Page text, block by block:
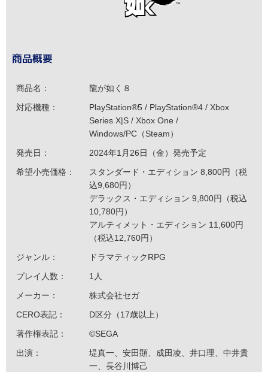
商品概要
商品名：
龍が如く８
対応機種：
PlayStation®5 / PlayStation®4 / Xbox
Series X|S / Xbox One /
Windows/PC（Steam）
発売日：
2024年1月26日（金）発売予定
希望小売価格：
スタンダード・エディション 8,800円（税
込9,680円）
デラックス・エディション 9,800円（税込
10,780円）
アルティメット・エディション 11,600円
（税込12,760円）
ジャンル：
ドラマティックRPG
プレイ人数：
1人
メーカー：
株式会社セガ
CERO表記：
D区分（17歳以上）
著作権表記：
©SEGA
出演：
堤真一、安田顕、成田凌、井口理、中井貴
一、長谷川博己